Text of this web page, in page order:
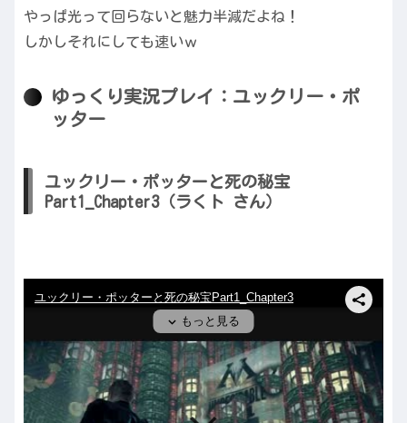
やっぱ光って回らないと魅力半減だよね！
しかしそれにしても速いｗ
ゆっくり実況プレイ：ユックリー・ポ
ッター
ユックリー・ポッターと死の秘宝
Part1_Chapter3（ラくト さん）